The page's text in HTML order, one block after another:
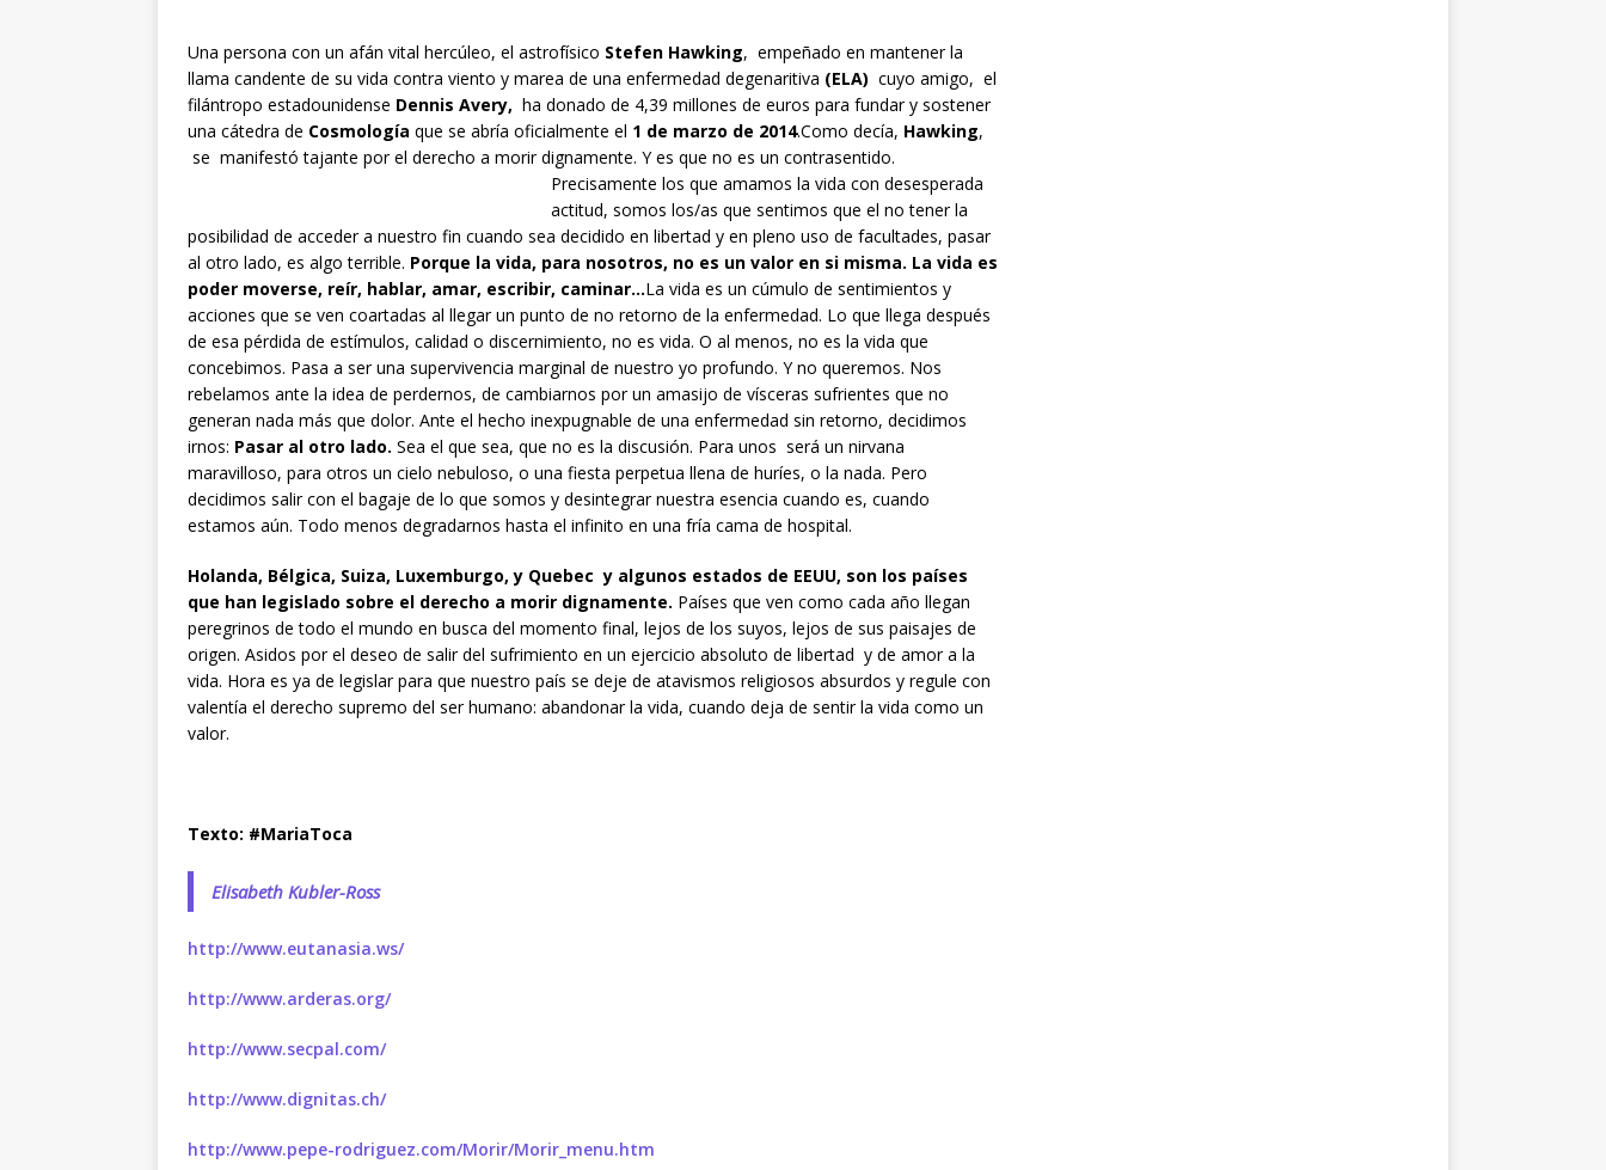
Una persona con un afán vital hercúleo, el astrofísico Stefen Hawking, empeñado en mantener la
llama candente de su vida contra viento y marea de una enfermedad degenaritiva (ELA) cuyo amigo, el
filántropo estadounidense Dennis Avery, ha donado de 4,39 millones de euros para fundar y sostener
una cátedra de Cosmología que se abría oficialmente el 1 de marzo de 2014.Como decía, Hawking,
se manifestó tajante por el derecho a morir dignamente. Y es que no es un contrasentido.
Precisamente los que amamos la vida con desesperada
actitud, somos los/as que sentimos que el no tener la
posibilidad de acceder a nuestro fin cuando sea decidido en libertad y en pleno uso de facultades, pasar
al otro lado, es algo terrible. Porque la vida, para nosotros, no es un valor en si misma. La vida es
poder moverse, reír, hablar, amar, escribir, caminar…La vida es un cúmulo de sentimientos y
acciones que se ven coartadas al llegar un punto de no retorno de la enfermedad. Lo que llega después
de esa pérdida de estímulos, calidad o discernimiento, no es vida. O al menos, no es la vida que
concebimos. Pasa a ser una supervivencia marginal de nuestro yo profundo. Y no queremos. Nos
rebelamos ante la idea de perdernos, de cambiarnos por un amasijo de vísceras sufrientes que no
generan nada más que dolor. Ante el hecho inexpugnable de una enfermedad sin retorno, decidimos
irnos: Pasar al otro lado. Sea el que sea, que no es la discusión. Para unos será un nirvana
maravilloso, para otros un cielo nebuloso, o una fiesta perpetua llena de huríes, o la nada. Pero
decidimos salir con el bagaje de lo que somos y desintegrar nuestra esencia cuando es, cuando
estamos aún. Todo menos degradarnos hasta el infinito en una fría cama de hospital.
Holanda, Bélgica, Suiza, Luxemburgo, y Quebec y algunos estados de EEUU, son los países
que han legislado sobre el derecho a morir dignamente. Países que ven como cada año llegan
peregrinos de todo el mundo en busca del momento final, lejos de los suyos, lejos de sus paisajes de
origen. Asidos por el deseo de salir del sufrimiento en un ejercicio absoluto de libertad y de amor a la
vida. Hora es ya de legislar para que nuestro país se deje de atavismos religiosos absurdos y regule con
valentía el derecho supremo del ser humano: abandonar la vida, cuando deja de sentir la vida como un
valor.
Texto: #MariaToca
Elisabeth Kubler-Ross
http://www.eutanasia.ws/
http://www.arderas.org/
http://www.secpal.com/
http://www.dignitas.ch/
http://www.pepe-rodriguez.com/Morir/Morir_menu.htm